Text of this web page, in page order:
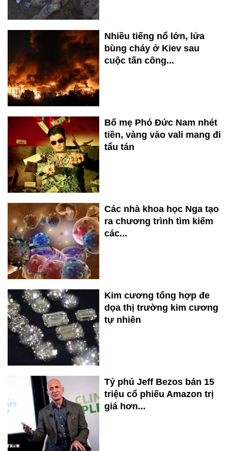
Nhiều tiếng nổ lớn, lửa
bùng cháy ở Kiev sau
cuộc tấn công...
Bố mẹ Phó Đức Nam nhét
tiền, vàng vào vali mang đi
tẩu tán
Các nhà khoa học Nga tạo
ra chương trình tìm kiếm
các...
Kim cương tổng hợp đe
dọa thị trường kim cương
tự nhiên
Tỷ phú Jeff Bezos bán 15
triệu cổ phiếu Amazon trị
giá hơn...